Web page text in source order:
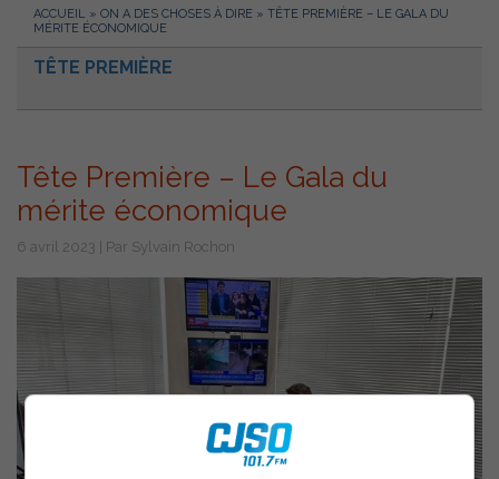
ACCUEIL » ON A DES CHOSES À DIRE » TÊTE PREMIÈRE – LE GALA DU
MÉRITE ÉCONOMIQUE
TÊTE PREMIÈRE
Tête Première – Le Gala du
mérite économique
6 avril 2023 | Par Sylvain Rochon